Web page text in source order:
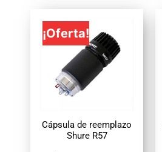
¡Oferta!
Cápsula de reemplazo
Shure R57